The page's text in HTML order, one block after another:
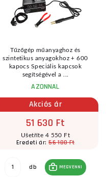
Tűzőgép műanyaghoz és
szintetikus anyagokhoz + 600
kapocs Speciális kapcsok
segítségével a ...
AZONNAL
Akciós ár
51 630 Ft
Ušetříte 4 550 Ft
Eredeti ár:56 180 Ft
db MEGVENNI